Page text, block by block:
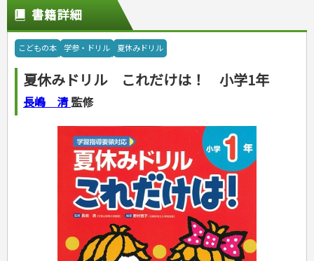
スポーツ
スポーツルール
野球
ゴルフ
ジュニアスポーツ
その他スポーツ
自然・アウトドア・ペット
アウトドア
犬・猫
園芸・野菜づくり
雑学
娯楽・ゲーム・占い
ナンプレ
ゲーム・マジック
家相・風水・占い
カルチャー・芸術・趣味
音楽・楽器
趣味・鑑賞・カメラ
俳句・詩・ことば
辞典
語学・旅行会話
運転免許
原付・二輪
その他免許
生活・暮らし
料理
料理・レシピ
各国料理
お弁当
健康メニュー・ダイエット
調理器具クッキング
お菓子・ケーキ・パン
飲み物・お酒
手芸・クラフト
ソーイング
クラフト
インテリア・ハウジング
収納・掃除・暮らし
美容・ファッション
ダイエット・エクササイズ
メイク・ネイル・ヘア
着物・着つけ
冠婚葬祭・手紙・ペン字
冠婚葬祭・スピーチ・マナー
手紙・ペン字
妊娠・出産・育児
妊娠・出産・育児
離乳食・幼児食・こどもレシピ
健康と保育
家庭医学・健康
ツボ・マッサージ
家庭医学・病気
健康知識
生活習慣病
看護・介護
看護一般
介護一般
保育・教育
パネルシアター
こどもの本
児童一般
おりがみ・あやとり
なぞなぞ・ゲーム
占い・心理ゲーム
のりもの・ずかん
読み物・絵本
音と光のでる絵本
学参・ドリル
夏休みドリル
総復習ドリル
学習・地図
自由研究・読書感想文
えんぴつちょう
就職活動
就職活動
公務員試験
資格試験
検定試験・資格試験
英語検定・TOEIC
漢字検定・数学検定
簿記検定
看護・薬学
ケアマネジャー
介護・社会福祉士
保育士
司法書士・社労士
経営・経済・法律
マネー・株・資産
ビジネス・法律
簿記・経理・税金・保険
その他ビジネス
自己啓発
ビジネス読み物
国内・海外旅行
国外旅行
国内旅行
地理・歴史
地理・地図
成美文庫
その他文庫
ダイアリー
プラチナダイアリー プレステージ
書籍詳細
こどもの本 学参・ドリル 夏休みドリル
夏休みドリル これだけは！ 小学1年
長嶋 清監修